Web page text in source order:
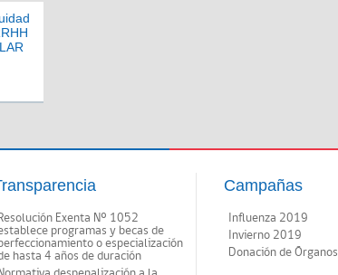
Exenta Nº 1052
programas y becas de
o especialización
hasta 4 años de duración
Campañas
Influenza 2019
Invierno 2019
Donación de Órganos